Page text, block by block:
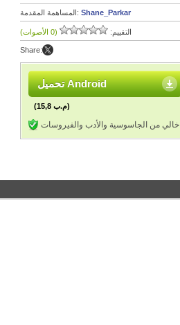
المساهمة المقدمة: Shane_Parkar
التقييم: (0 الأصوات)
Share:
تحميل Android
(15,8 م.ب)
خالي من الجاسوسية والأدب والفيروسات